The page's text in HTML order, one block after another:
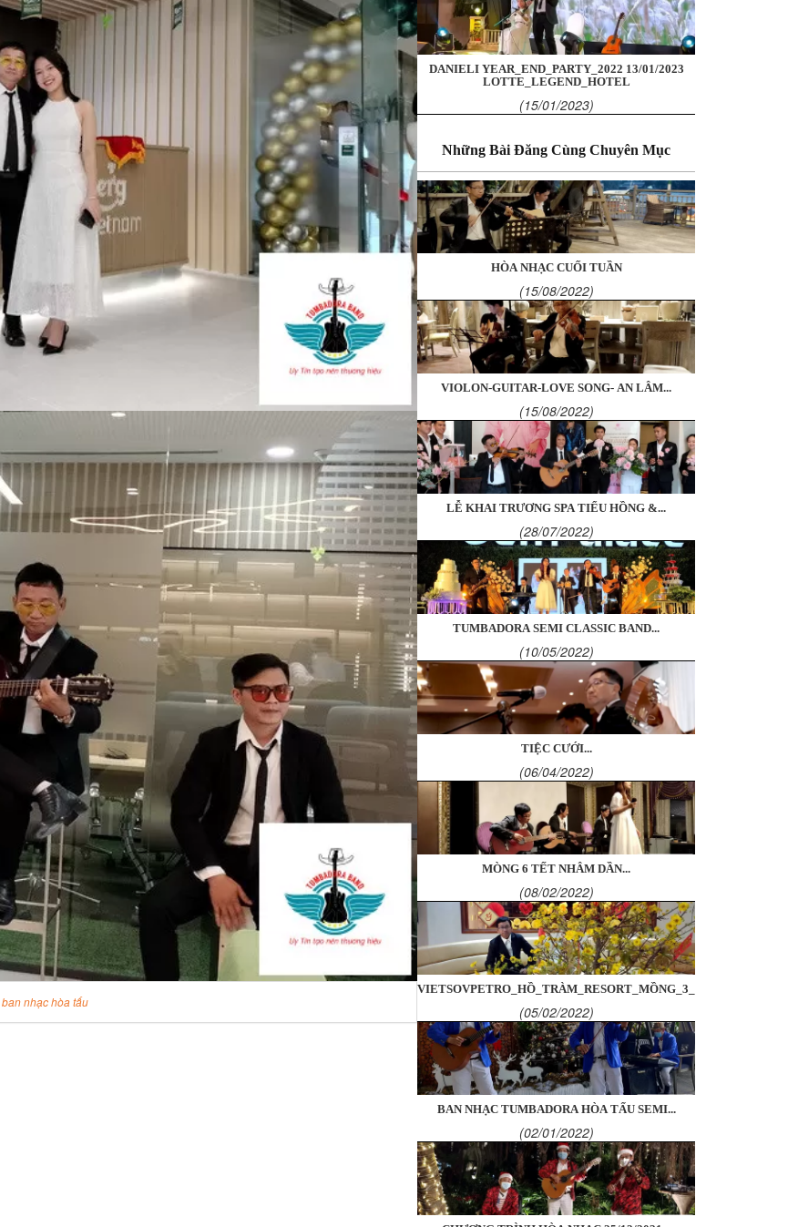
ban nhạc hòa tấu
DANIELI YEAR_END_PARTY_2022 13/01/2023
LOTTE_LEGEND_HOTEL
(15/01/2023)
Những Bài Đăng Cùng Chuyên Mục
HÒA NHẠC CUỐI TUẦN
(15/08/2022)
VIOLON-GUITAR-LOVE SONG- AN LÂM...
(15/08/2022)
LỄ KHAI TRƯƠNG SPA TIỂU HỒNG &...
(28/07/2022)
TUMBADORA SEMI CLASSIC BAND...
(10/05/2022)
TIỆC CƯỚI...
(06/04/2022)
MÒNG 6 TẾT NHÂM DẦN...
(08/02/2022)
VIETSOVPETRO_HỒ_TRÀM_RESORT_MỒNG_3_
(05/02/2022)
BAN NHẠC TUMBADORA HÒA TẤU SEMI...
(02/01/2022)